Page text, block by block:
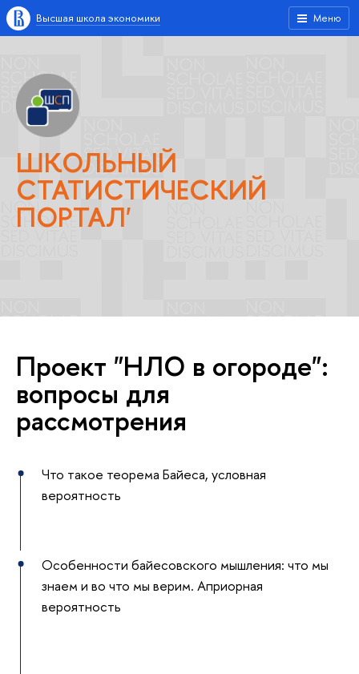
Меню
Высшая школа экономики
ШКОЛЬНЫЙ
СТАТИСТИЧЕСКИЙ
ПОРТАЛ'
Проект "НЛО в огороде":
вопросы для
рассмотрения
Что такое теорема Байеса, условная
вероятность
Особенности байесовского мышления: что мы
знаем и во что мы верим. Априорная
вероятность